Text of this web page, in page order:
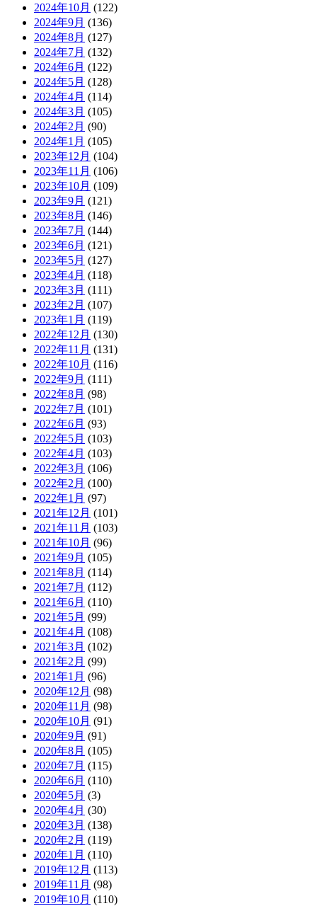
2024年10月 (122)
2024年9月 (136)
2024年8月 (127)
2024年7月 (132)
2024年6月 (122)
2024年5月 (128)
2024年4月 (114)
2024年3月 (105)
2024年2月 (90)
2024年1月 (105)
2023年12月 (104)
2023年11月 (106)
2023年10月 (109)
2023年9月 (121)
2023年8月 (146)
2023年7月 (144)
2023年6月 (121)
2023年5月 (127)
2023年4月 (118)
2023年3月 (111)
2023年2月 (107)
2023年1月 (119)
2022年12月 (130)
2022年11月 (131)
2022年10月 (116)
2022年9月 (111)
2022年8月 (98)
2022年7月 (101)
2022年6月 (93)
2022年5月 (103)
2022年4月 (103)
2022年3月 (106)
2022年2月 (100)
2022年1月 (97)
2021年12月 (101)
2021年11月 (103)
2021年10月 (96)
2021年9月 (105)
2021年8月 (114)
2021年7月 (112)
2021年6月 (110)
2021年5月 (99)
2021年4月 (108)
2021年3月 (102)
2021年2月 (99)
2021年1月 (96)
2020年12月 (98)
2020年11月 (98)
2020年10月 (91)
2020年9月 (91)
2020年8月 (105)
2020年7月 (115)
2020年6月 (110)
2020年5月 (3)
2020年4月 (30)
2020年3月 (138)
2020年2月 (119)
2020年1月 (110)
2019年12月 (113)
2019年11月 (98)
2019年10月 (110)